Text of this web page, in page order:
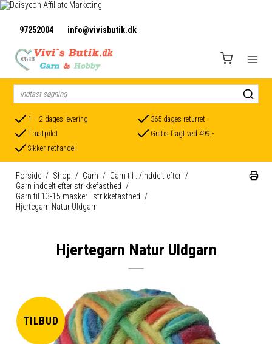
97252004 info@vivisbutik.dk
1 – 2 dages levering
365 dages returret
Trustpilot
Gratis fragt ved 499,-
Sikker nethandel
Forside / Shop / Garn / Garn til ../inddelt efter /
Garn inddelt efter strikkefasthed /
Garn til 13-15 masker i strikkefasthed /
Hjertegarn Natur Uldgarn
Hjertegarn Natur Uldgarn
TILBUD